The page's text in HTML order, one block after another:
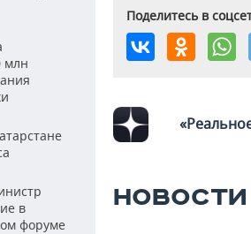
млн
в
форуме
Поделитесь в